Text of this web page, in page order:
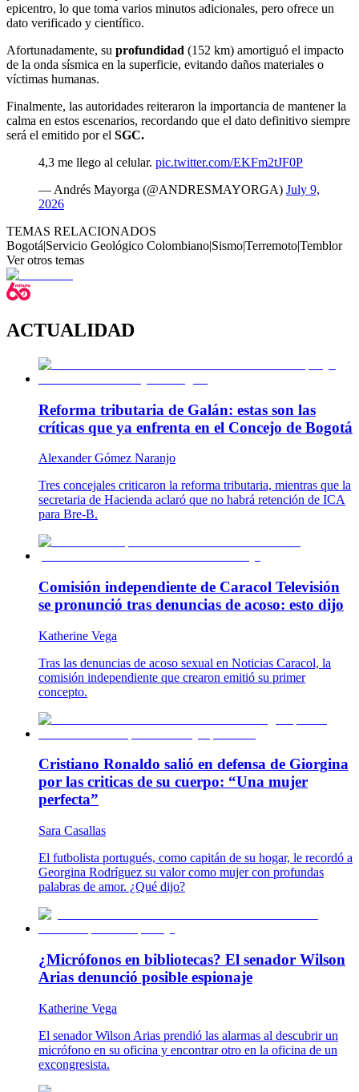
epicentro, lo que toma varios minutos adicionales, pero ofrece un
dato verificado y científico.
Afortunadamente, su profundidad (152 km) amortiguó el impacto
de la onda sísmica en la superficie, evitando daños materiales o
víctimas humanas.
Finalmente, las autoridades reiteraron la importancia de mantener la
calma en estos escenarios, recordando que el dato definitivo siempre
será el emitido por el SGC.
4,3 me llego al celular. pic.twitter.com/EKFm2tJF0P
— Andrés Mayorga (@ANDRESMAYORGA) July 9,
2026
TEMAS RELACIONADOS
Bogotá|Servicio Geológico Colombiano|Sismo|Terremoto|Temblor
Ver otros temas
ACTUALIDAD
Reforma tributaria de Galán: estas son las
críticas que ya enfrenta en el Concejo de Bogotá
Alexander Gómez Naranjo
Tres concejales criticaron la reforma tributaria, mientras que la
secretaria de Hacienda aclaró que no habrá retención de ICA
para Bre-B.
Comisión independiente de Caracol Televisión
se pronunció tras denuncias de acoso: esto dijo
Katherine Vega
Tras las denuncias de acoso sexual en Noticias Caracol, la
comisión independiente que crearon emitió su primer
concepto.
Cristiano Ronaldo salió en defensa de Giorgina
por las criticas de su cuerpo: “Una mujer
perfecta”
Sara Casallas
El futbolista portugués, como capitán de su hogar, le recordó a
Georgina Rodríguez su valor como mujer con profundas
palabras de amor. ¿Qué dijo?
¿Micrófonos en bibliotecas? El senador Wilson
Arias denunció posible espionaje
Katherine Vega
El senador Wilson Arias prendió las alarmas al descubrir un
micrófono en su oficina y encontrar otro en la oficina de un
excongresista.